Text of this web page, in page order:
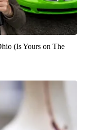
(Is Yours on The